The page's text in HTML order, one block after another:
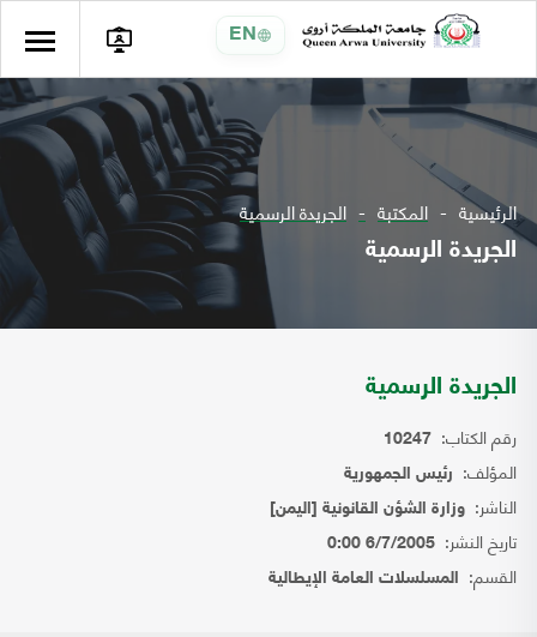
EN
الرئيسية المكتبة الجريدة الرسمية
الجريدة الرسمية
الجريدة الرسمية
رقم الكتاب: 10247
المؤلف: رئيس الجمهورية
الناشر: وزارة الشؤن القانونية [اليمن]
تاريخ النشر: 6/7/2005 0:00
القسم: المسلسلات العامة الإيطالية